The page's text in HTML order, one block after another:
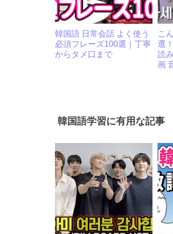
韓国語 日常会話 よく使う
必須フレーズ100選｜丁寧
からタメ口まで
こ
選
読
画
韓国語学習に有用な記事